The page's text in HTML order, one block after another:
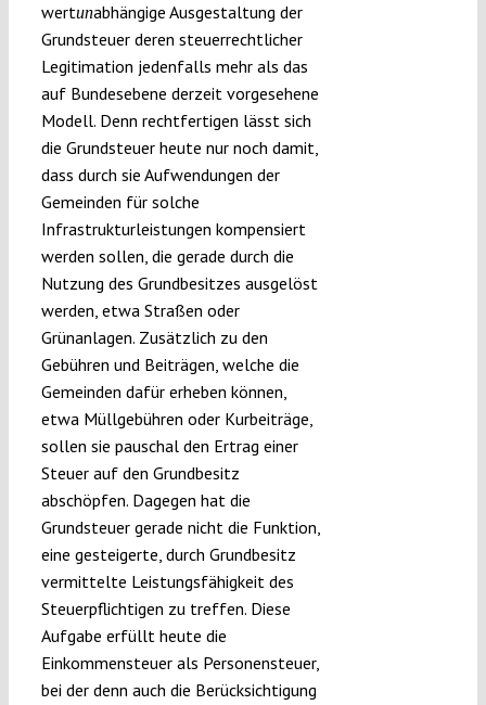
wertunabhängige Ausgestaltung der
Grundsteuer deren steuerrechtlicher
Legitimation jedenfalls mehr als das
auf Bundesebene derzeit vorgesehene
Modell. Denn rechtfertigen lässt sich
die Grundsteuer heute nur noch damit,
dass durch sie Aufwendungen der
Gemeinden für solche
Infrastrukturleistungen kompensiert
werden sollen, die gerade durch die
Nutzung des Grundbesitzes ausgelöst
werden, etwa Straßen oder
Grünanlagen. Zusätzlich zu den
Gebühren und Beiträgen, welche die
Gemeinden dafür erheben können,
etwa Müllgebühren oder Kurbeiträge,
sollen sie pauschal den Ertrag einer
Steuer auf den Grundbesitz
abschöpfen. Dagegen hat die
Grundsteuer gerade nicht die Funktion,
eine gesteigerte, durch Grundbesitz
vermittelte Leistungsfähigkeit des
Steuerpflichtigen zu treffen. Diese
Aufgabe erfüllt heute die
Einkommensteuer als Personensteuer,
bei der denn auch die Berücksichtigung